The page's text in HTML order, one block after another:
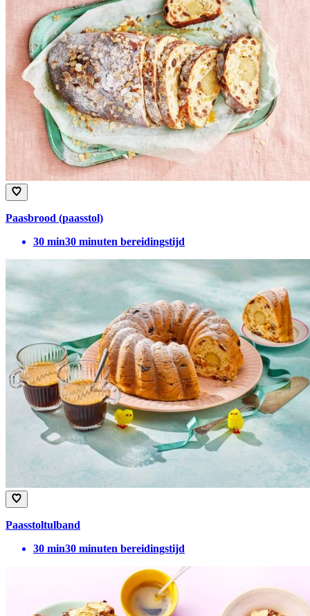
Paasbrood (paasstol)
30 min30 minuten bereidingstijd
Paasstoltulband
30 min30 minuten bereidingstijd